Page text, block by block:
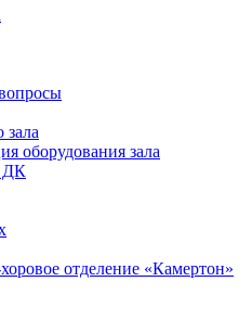
зала
оборудования зала
ДК
отделение «Камертон»